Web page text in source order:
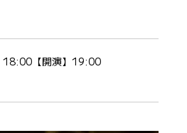
【開演】19:00